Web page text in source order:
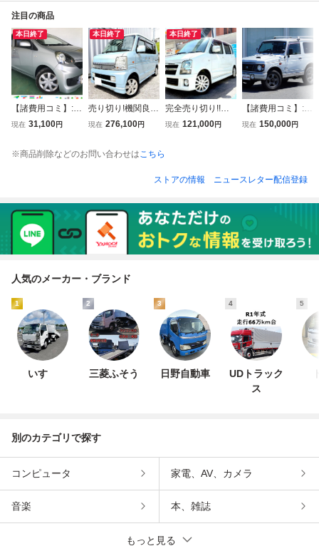
注目の商品
本日終了
【諸費用コミ】:沖
縄県発 現状販売
L 銀 164,621km
現在 31,100円
本日終了
売り切り!機関良
好!選べる納車プラ
リイワゴン PZタ
現在 276,100円
本日終了
完全売り切り!!車
検取り立てR10年
D☆HID HDDナビ
現在 121,000円
【諸費用コミ】:青
森県 八戸発 H9年
走行24万KM
現在 150,000円
※商品削除などのお問い合わせはこちら
ストアの情報 ニュースレター配信登録
人気のメーカー・ブランド
1
いすゞ
2
三菱ふそう
3
日野自動車
4
UDトラック
ス
5
別のカテゴリで探す
コンピュータ 家電、AV、カメラ
音楽 本、雑誌
もっと見る